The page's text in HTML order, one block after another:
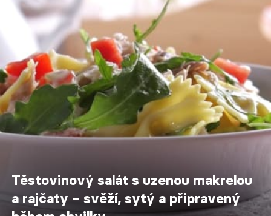
Těstovinový salát s uzenou makrelou
a rajčaty – svěží, sytý a připravený